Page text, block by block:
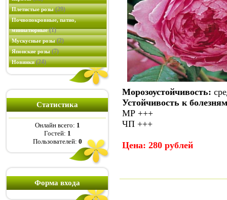
Плетистые розы(29)
Почвопокровные, патио,
миниатюрные(1)
Мускусные розы(2)
Японские розы(7)
Новинки(24)
Статистика
Онлайн всего: 1
Гостей: 1
Пользователей: 0
Форма входа
Морозоустойчивость:
Устойчивость к
МР +++
ЧП +++
Цена: 280 рублей